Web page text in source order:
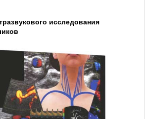
исследования